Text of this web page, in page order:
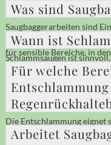
Was sind
Saugbaggerarbeiten sind
Material gezielt abgesaugt
für sensible Bereiche, in
muss.
Wann ist
Schlammsaugen ist
Schächten oder
Reinigung hilft, die
Für welche
Entschlammung
Die Entschlammung eignet
industrielle
Arbeitet